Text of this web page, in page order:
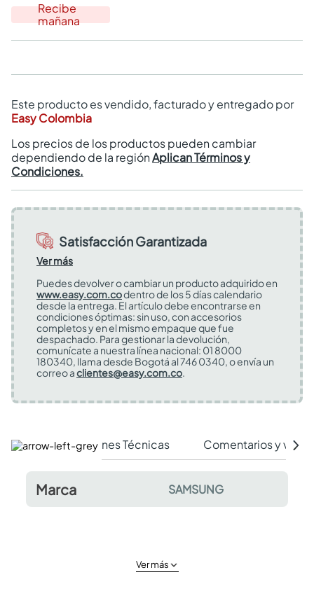
Recibe
mañana
Este producto es vendido, facturado y entregado por
Easy Colombia
Los precios de los productos pueden cambiar
dependiendo de la regiónAplican Términos y
Condiciones.
Satisfacción Garantizada
Ver más
Puedes devolver o cambiar un producto adquirido en
www.easy.com.codentro de los 5 días calendario
desde la entrega. El artículo debe encontrarse en
condiciones óptimas: sin uso, con accesorios
completos y en el mismo empaque que fue
despachado. Para gestionar la devolución,
comunícate a nuestra línea nacional: 01 8000
180340, llama desde Bogotá al 746 0340, o envía un
correo aclientes@easy.com.co.
Especificaciones Técnicas Comentarios y
Marca SAMSUNG
Ver más